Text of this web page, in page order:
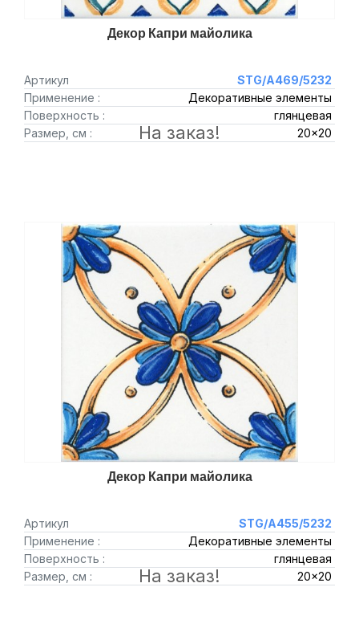
Декор Капри майолика
Артикул
STG/A469/5232
Применение :
Декоративные элементы
Поверхность :
глянцевая
Размер, см :
20x20
На заказ!
Декор Капри майолика
Артикул
STG/A455/5232
Применение :
Декоративные элементы
Поверхность :
глянцевая
Размер, см :
20x20
На заказ!